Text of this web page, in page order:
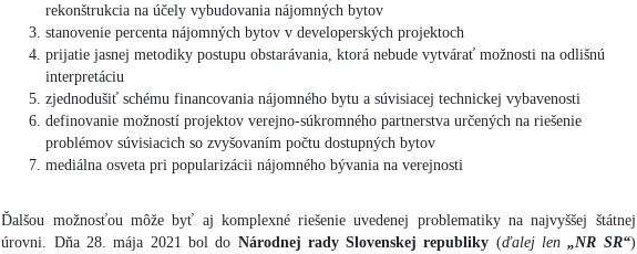
rekonštrukcia na účely vybudovania nájomných bytov
stanovenie percenta nájomných bytov v developerských projektoch
prijatie jasnej metodiky postupu obstarávania, ktorá nebude vytvárať možnosti na odlišnú
interpretáciu
zjednodušiť schému financovania nájomného bytu a súvisiacej technickej vybavenosti
definovanie možností projektov verejno-súkromného partnerstva určených na riešenie
problémov súvisiacich so zvyšovaním počtu dostupných bytov
mediálna osveta pri popularizácii nájomného bývania na verejnosti
Ďalšou možnosťou môže byť aj komplexné riešenie uvedenej problematiky na najvyššej štátnej
úrovni. Dňa 28. mája 2021 bol do Národnej rady Slovenskej republiky (ďalej len„NR SR“)